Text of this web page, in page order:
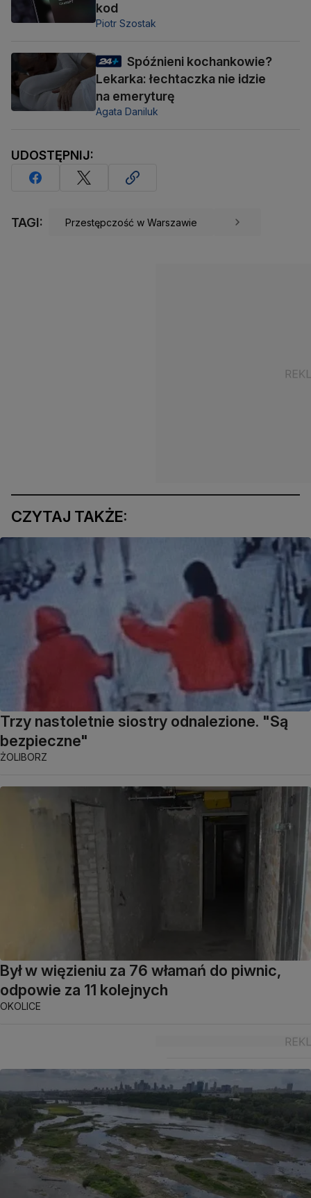
kod
Piotr Szostak
Spóźnieni kochankowie?
Lekarka: łechtaczka nie idzie
na emeryturę
Agata Daniluk
UDOSTĘPNIJ:
TAGI: Przestępczość w Warszawie
CZYTAJ TAKŻE:
Trzy nastoletnie siostry odnalezione. "Są
bezpieczne"
ŻOLIBORZ
Był w więzieniu za 76 włamań do piwnic,
odpowie za 11 kolejnych
OKOLICE